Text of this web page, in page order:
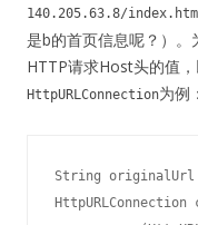
140.205.63.8/
是b的首页信息呢？）
HTTP请求Host头的值
HttpURLConnection为例：
String originalUrl
HttpURLConnection